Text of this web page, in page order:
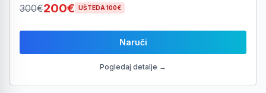
300€200€ UŠTEDA 100€
Naruči
Pogledaj detalje →